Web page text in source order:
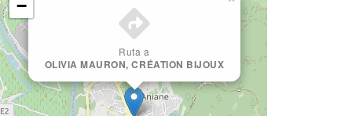
Ruta a
OLIVIA MAURON, CRÉATION BIJOUX
−